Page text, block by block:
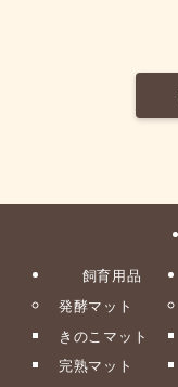
飼育用品
発酵マット
きのこマット
完熟マット